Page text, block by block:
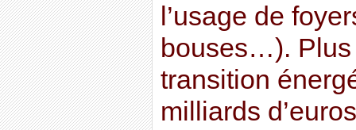
l’usage de
bouses…).
transition
milliards